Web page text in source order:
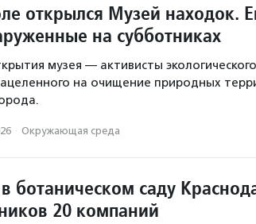
открылся Музей находок.
на субботниках
музея — активисты
на очищение природных
· Окружающая среда
ботаническом саду
20 компаний